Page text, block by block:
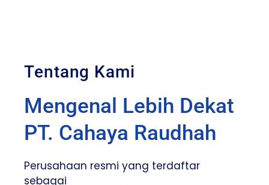
Tentang Kami
Mengenal Lebih Dekat
PT. Cahaya Raudhah
Perusahaan resmi yang terdaftar
sebagai